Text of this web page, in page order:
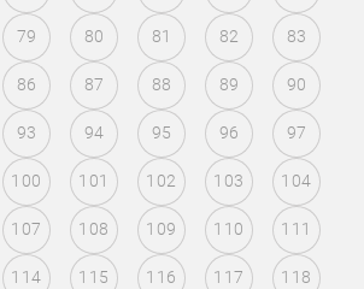
79 80 81 82 83
86 87 88 89 90
93 94 95 96 97
100 101 102 103 104
107 108 109 110 111
114 115 116 117 118